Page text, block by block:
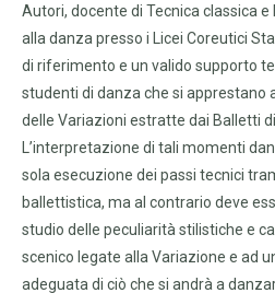
Autori, docente di Tecnica classica
alla danza presso i Licei Coreutici
di riferimento e un valido supporto
studenti di danza che si apprestano
delle Variazioni estratte dai Balletti
L’interpretazione di tali momenti
sola esecuzione dei passi tecnici
ballettistica, ma al contrario deve
studio delle peculiarità stilistiche e
scenico legate alla Variazione e ad
adeguata di ciò che si andrà a